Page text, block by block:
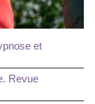
et
Revue